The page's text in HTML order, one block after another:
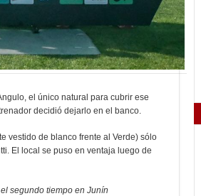
el único natural para cubrir ese
decidió dejarlo en el banco.
vestido de blanco frente al Verde) sólo
El local se puso en ventaja luego de
segundo tiempo en Junín